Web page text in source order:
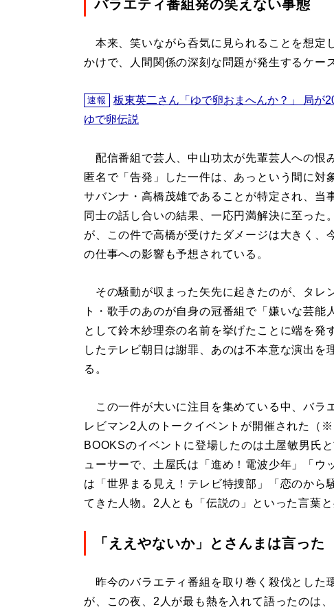
バラエティ番組発の笑えない事態
本来、笑いながら呑気に見られることを想定
かけで、人間関係の深刻な問題が発生するケー
速報
板東英二さん「ゆで卵おまへんか？」 局
ゆで卵伝説
配信番組で芸人、中山功太が先輩芸人への恨
匿名で「告発」した一件は、あっという間に対
サバンナ・高橋茂雄であることが特定され、当
同士の話し合いの結果、一応円満解決に至った。
が、この件で高橋が受けたダメージは大きく、
の仕事への影響も予想されている。
その騒動が収まった矢先に起きたのが、タレ
ト・歌手のあのが自身の冠番組で「嫌いな芸能
として鈴木紗理奈の名前を挙げたことに端を
したテレビ朝日は謝罪、あのは不本意な演出
る。
この一件が大いに注目を集めている中、バラ
レビマン2人のトークイベントが開催された（
BOOKSのイベントに登場したのは土屋敏男氏
ューサーで、土屋氏は「進め！電波少年」「
は「世界まる見え！テレビ特捜部」「恋のから
てきた人物。2人とも「伝説の」といった言葉
「ええやないか」とさんまは言った
昨今のバラエティ番組を取り巻く殺伐とした
が、この夜、2人が最も熱を入れて語ったのは